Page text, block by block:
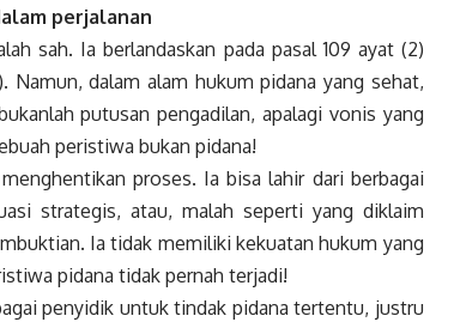
perjalanan
sah. Ia berlandaskan pada pasal 109 ayat (2)
Namun, dalam alam hukum pidana yang sehat,
putusan pengadilan, apalagi vonis yang
peristiwa bukan pidana!
proses. Ia bisa lahir dari berbagai
strategis, atau, malah seperti yang diklaim
Ia tidak memiliki kekuatan hukum yang
pidana tidak pernah terjadi!
penyidik untuk tindak pidana tertentu, justru